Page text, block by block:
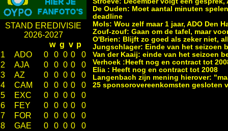
STAND EREDIVISIE
2026-2027
w g v p
1
ADO 0 0 0 0
0
2
AJA 0 0 0 0
0
3
AZ 0 0 0 0
0
4
CAM 0 0 0 0
0
5
EXC 0 0 0 0
0
6
FEY 0 0 0 0
0
7
FOR 0 0 0 0
0
8
GAE 0 0 0 0
0
De Ouden: Moet aantal minuten
deadline
Mols: Wou zelf maar 1 jaar, ADO Den
Zouf-zouf: Gaan om de tafel, maar
O'Brien: Blijft zo goed als zeker niet,
Jungschlager: Einde van het seizoen
Van der Kaaij: einde van het seizoen
Verhoek : Heeft nog en contract tot
Elia : Heeft nog en contract tot 2008
Langenbach zijn mening hierover:
25 sponsorovereenkomsten gesloten